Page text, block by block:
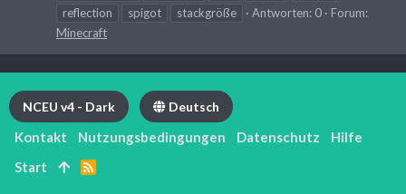
reflection
spigot stackgröße Antworten: 0
Forum:
Minecraft
NCEU v4 - Dark Deutsch
Kontakt Nutzungsbedingungen Datenschutz
Hilfe
Start
R